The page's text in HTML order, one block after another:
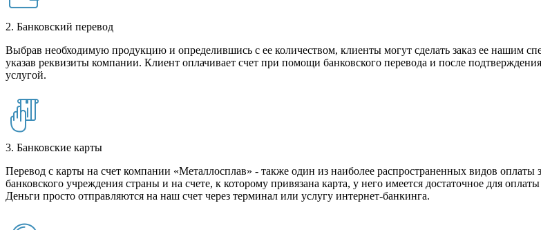
2. Банковский перевод
Выбрав необходимую продукцию и определившись с ее количеством, клиенты могут сделать заказ ее нашим
указав реквизиты компании. Клиент оплачивает счет при помощи банковского перевода и после
услугой.
3. Банковские карты
Перевод с карты на счет компании «Металлосплав» - также один из наиболее распространенных видов оплаты
банковского учреждения страны и на счете, к которому привязана карта, у него имеется достаточное для
Деньги просто отправляются на наш счет через терминал или услугу интернет-банкинга.